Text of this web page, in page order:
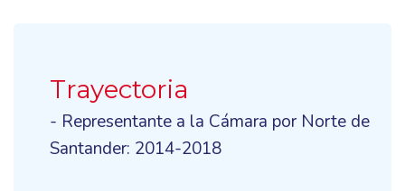
Trayectoria
- Representante a la Cámara por Norte de
Santander: 2014-2018